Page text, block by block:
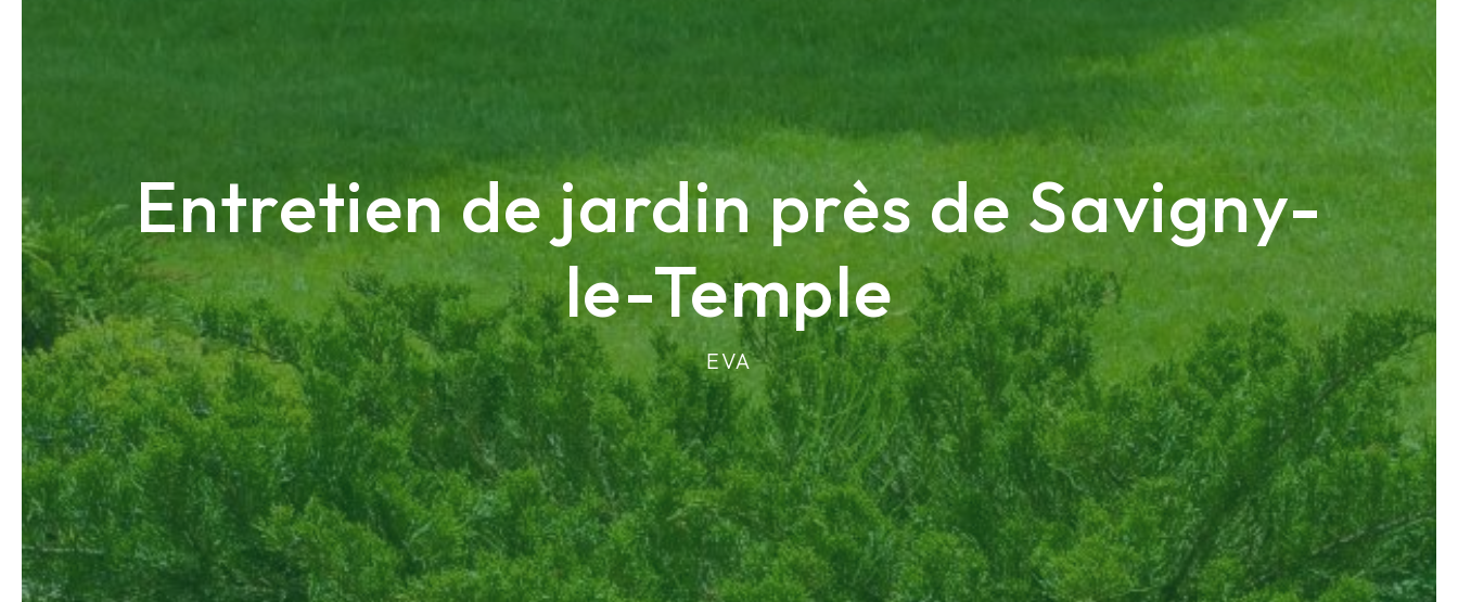
Entretien de jardin près de Savigny-
le-Temple
EVA